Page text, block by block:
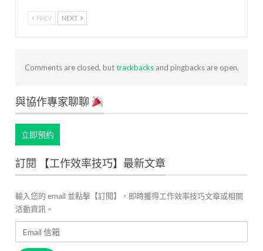
PREV NEXT
Comments are closed, buttrackbacksand pingbacks are open.
與協作專家聊聊
立即預約
訂閱 【工作效率技巧】最新文章
輸入您的 email 並點擊【訂閱】，即時獲得工作效率技巧文章或相關
活動資訊。
信